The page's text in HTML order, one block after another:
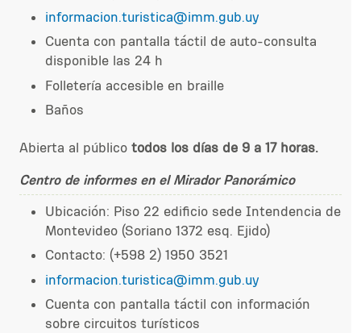
informacion.turistica@imm.gub.uy
Cuenta con pantalla táctil de auto-consulta
disponible las 24 h
Folletería accesible en braille
Baños
Abierta al público todos los días de 9 a 17 horas.
Centro de informes en el Mirador Panorámico
Ubicación: Piso 22 edificio sede Intendencia de
Montevideo (Soriano 1372 esq. Ejido)
Contacto: (+598 2) 1950 3521
informacion.turistica@imm.gub.uy
Cuenta con pantalla táctil con información
sobre circuitos turísticos